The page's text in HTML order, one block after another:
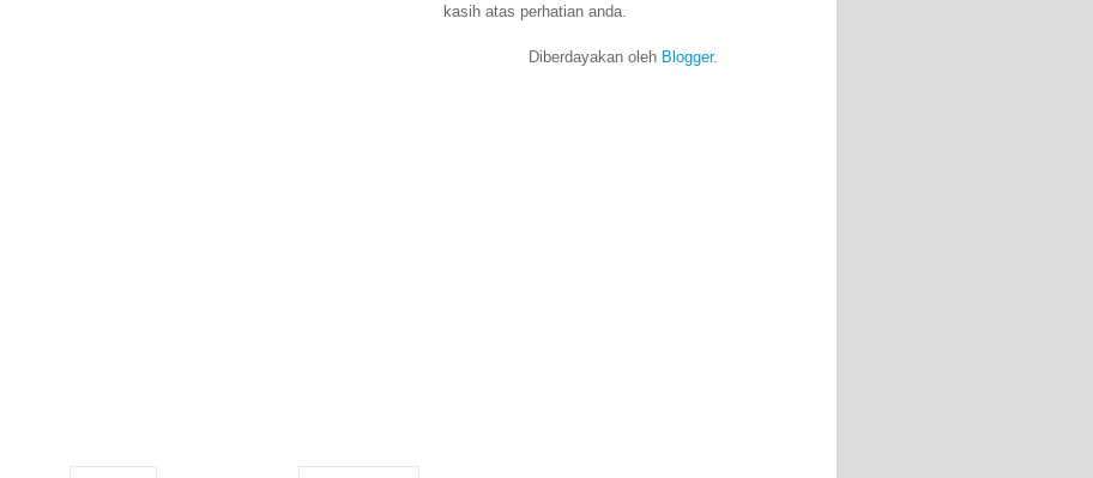
kasih atas perhatian anda.
Diberdayakan oleh Blogger.